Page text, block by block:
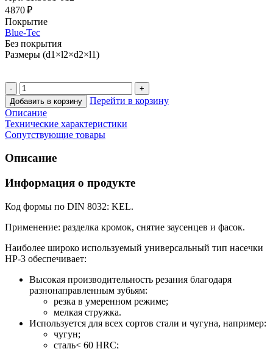
4 870 ₽
Покрытие
Blue-Tec
Без покрытия
Размеры (d1×l2×d2×l1)
Добавить в корзину
Перейти в корзину
Описание
Технические характеристики
Сопутствующие товары
Описание
Информация о продукте
Код формы по DIN 8032: KEL.
Применение: разделка кромок, снятие заусенцев и фасок.
Наиболее широко используемый универсальный тип насечки
HP-3 обеспечивает:
Высокая производительность резания благодаря
разнонаправленным зубьям:
резка в умеренном режиме;
мелкая стружка.
Используется для всех сортов стали и чугуна, например:
чугун;
сталь< 60 HRC;